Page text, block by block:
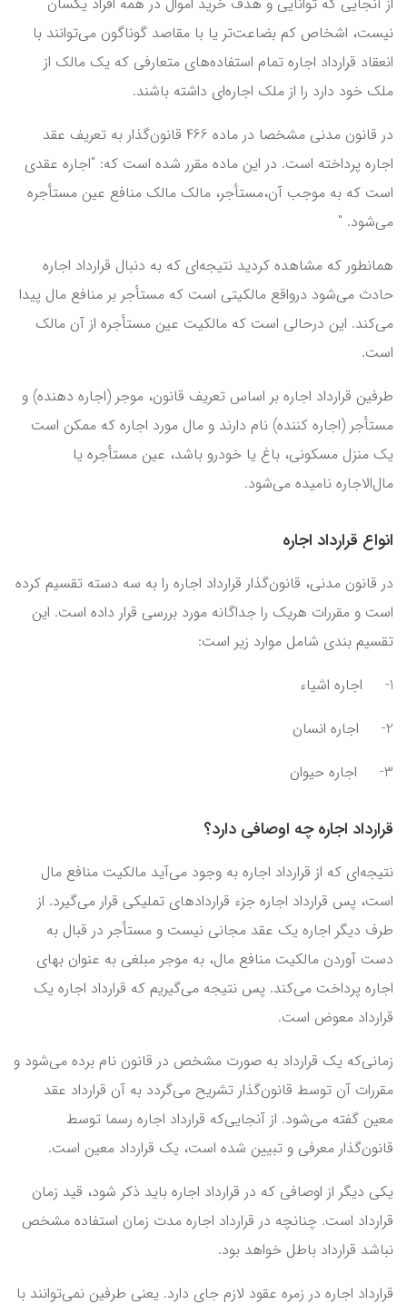
نیست، اشخاص کم بضاعت‌تر یا با مقاصد گوناگون می‌توانند با
انعقاد قرارداد اجاره تمام استفاده‌های متعارفی که یک مالک از
ملک خود دارد را از ملک اجاره‌ای داشته باشند.
در قانون مدنی مشخصا در ماده 466 قانون‌گذار به تعریف عقد
اجاره پرداخته است. در این ماده مقرر شده است که: "اجاره عقدی
است که به موجب آن،مستأجر، مالک مالک منافع عین مستأجره
می‌شود. "
همانطور که مشاهده کردید نتیجه‌ای که به دنبال قرارداد اجاره
حادث می‌شود درواقع مالکیتی است که مستأجر بر منافع مال پیدا
می‌کند. این درحالی است که مالکیت عین مستأجره از آن مالک
است.
طرفین قرارداد اجاره بر اساس تعریف قانون، موجر (اجاره دهنده) و
مستأجر (اجاره کننده) نام دارند و مال مورد اجاره که ممکن است
یک منزل مسکونی، باغ یا خودرو باشد، عین مستأجره یا
مال‌الاجاره نامیده می‌شود.
انواع قرارداد اجاره
در قانون مدنی، قانون‌گذار قرارداد اجاره را به سه دسته تقسیم کرده
است و مقررات هریک را جداگانه مورد بررسی قرار داده است. این
تقسیم بندی شامل موارد زیر است:
1- اجاره اشیاء
2- اجاره انسان
3- اجاره حیوان
قرارداد اجاره چه اوصافی دارد؟
نتیجه‌ا‌‌ی که از قرارداد اجاره به وجود می‌آید مالکیت منافع مال
است، پس قرارداد اجاره جزء قراردادهای تملیکی قرار می‌گیرد. از
طرف دیگر اجاره یک عقد مجانی نیست و مستأجر در قبال به
دست آوردن مالکیت منافع مال، به موجر مبلغی به عنوان بهای
اجاره پرداخت می‌کند. پس نتیجه می‌گیریم که قرارداد اجاره یک
قرارداد معوض است.
زمانی‌که یک قرارداد به صورت مشخص در قانون نام برده می‌شود و
مقررات آن توسط قانون‌گذار تشریح می‌گردد به آن قرارداد عقد
معین گفته می‌شود. از آنجایی‌که قرارداد اجاره رسما توسط
قانون‌گذار معرفی و تبیین شده است، یک قرارداد معین است.
یکی دیگر از اوصافی که در قرارداد اجاره باید ذکر شود، قید زمان
قرارداد است. چنانچه در قرارداد اجاره مدت زمان استفاده مشخص
نباشد قرارداد باطل خواهد بود.
قرارداد اجاره در زمره عقود لازم جای دارد. یعنی طرفین نمی‌توانند با